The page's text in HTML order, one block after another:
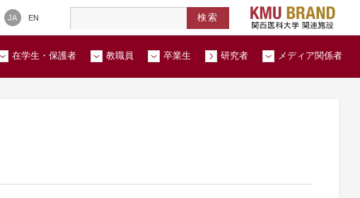
JA EN
在学生・保護者 教職員 卒業生 研究者 メディア関係者
北河内メディカルネットワーク
高度医療人材養成拠点形成事業
在学生・保護者トップページへ
教職員トップページへ
卒業生トップページへ